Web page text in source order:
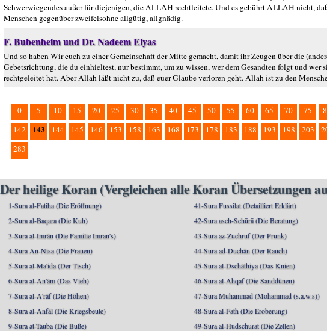
Schwerwiegendes außer für diejenigen, die ALLAH rechtleitete. Und es gebührt ALLAH nicht,
Menschen gegenüber zweifelsohne allgütig, allgnädig.
F. Bubenheim und Dr. Nadeem Elyas
Und so haben Wir euch zu einer Gemeinschaft der Mitte gemacht, damit ihr Zeugen über die
Gebetsrichtung, die du einhieltest, nur bestimmt, um zu wissen, wer dem Gesandten folgt und
rechtgeleitet hat. Aber Allah läßt nicht zu, daß euer Glaube verloren geht. Allah ist zu den
0 5 10 15 20 25 30 35 40 45 50 55 60 65 70 75
142
143 144 145 146 153 158 163 168 173 178 183 188 193 198 203
283
Der heilige Koran (Vergleichen alle Koran Übersetzungen
1-Sura al-Fatiha (Die Eröffnung)
2-Sura al-Baqara (Die Kuh)
3-Sura al-Imrān (Die Familie Imran's)
4-Sura An-Nisa (Die Frauen)
5-Sura al-Ma'ida (Der Tisch)
6-Sura al-An'ām (Das Vieh)
7-Sura al-A'rāf (Die Höhen)
8-Sura al-Anfāl (Die Kriegsbeute)
9-Sura at-Tauba (Die Buße)
41-Sura Fussilat (Detailliert Erklärt)
42-Sura asch-Schūrā (Die Beratung)
43-Sura az-Zuchruf (Der Prunk)
44-Sura ad-Duchān (Der Rauch)
45-Sura al-Dschāthiya (Das Knien)
46-Sura al-Ahqaf (Die Sanddünen)
47-Sura Muhammad (Mohammad (s.a.w.s))
48-Sura al-Fath (Die Eroberung)
49-Sura al-Hudschurat (Die Zellen)